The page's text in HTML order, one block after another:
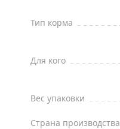
Тип корма
Для кого
Вес упаковки
Страна производства